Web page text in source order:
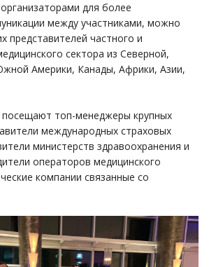
для более
между участниками, можно
представителей частного и
сектора из Северной,
Америки, Канады, Африки, Азии,
посещают топ-менеджеры крупных
международных страховых
министерств здравоохранения и
операторов медицинского
компании связанные со